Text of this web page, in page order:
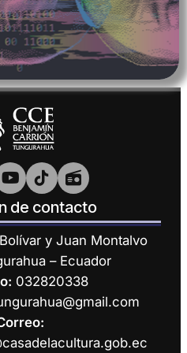
de contacto
y Juan Montalvo
– Ecuador
032820338